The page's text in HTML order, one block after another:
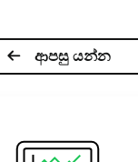
ආපසු යන්න